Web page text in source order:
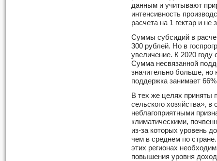
данным и учитывают
интенсивность
расчета на 1 гектар и не
Суммы субсидий в
300 рублей. Но в
увеличение. К 2020
Сумма несвязанной
значительно больше, но
поддержка занимает
В тех же целях приняты
сельского хозяйства», в
неблагоприятными
климатическими,
из-за которых уровень
чем в среднем по
этих регионах
повышения уровня